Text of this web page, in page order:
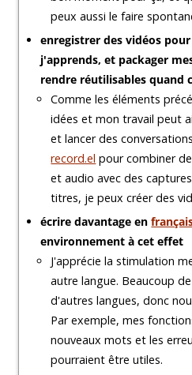
peux aussi le faire
enregistrer des vidéos
j'apprends, et packager
rendre réutilisables quand
Comme les éléments
idées et mon travail peut
et lancer des
record.el pour combiner
et audio avec des
titres, je peux créer des
écrire davantage en
environnement à cet effet
J'apprécie la stimulation
autre langue. Beaucoup
d'autres langues, donc
Par exemple, mes
nouveaux mots et les
pourraient être utiles.